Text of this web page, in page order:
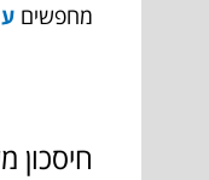
מחפשים
חיסכון